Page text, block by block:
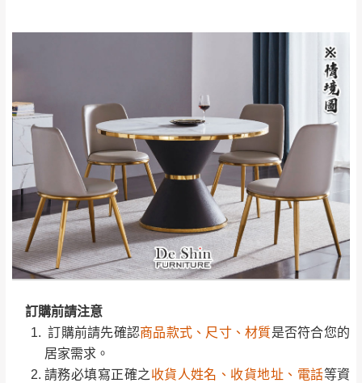
訂購前請注意
訂購前請先確認商品款式、尺寸、材質是否符合您的
居家需求。
請務必填寫正確之 收貨人姓名、收貨地址、電話等資
訂購前請先確認商品款式、尺寸、材質是否符合您的
居家需求。
訊,如有錯誤,本公司保有配送與否之權利。
商品顏色可能會因拍攝燈光、電腦解析度、螢幕設定
及個人觀感
瑕疵,請以實際收到之商品顏色為準,敬請見諒。
｜周（一）配送部門固定公休無送貨｜
台北市、新北市地區固定每周(三)、(日)兩天收送貨
暫無配送地區：彰化、南投、雲林、嘉義、台南、高
雄、屏東、宜蘭、 花蓮、台東、金門、馬祖、澎湖地區
（可於LINE線上詢問 →@dershin）
加收說明
完成出貨15個工作天另行寄出，另外約加上2~7個
若收到不良品，請於到貨日起七日內通知本
公司客服人員，我們將為您更換新品，運費
皆由本站負責，所有退回及換貨之商品必須
是全新狀態且完整包裝，床墊、床包、枕頭
類產品需為未拆封狀態(請保持商品、附件、
包裝、廠商紙及所有附隨文件或資料之完整
性)，若未依照上述方式處理，恕無法接受退
貨。
電腦螢幕的設定色差或解析度等因素， 與實
際商品的顏色、質感稍有不同，如因此而需
退換貨，
訂購前詳加確認。(包含商品尺寸是否合適)。